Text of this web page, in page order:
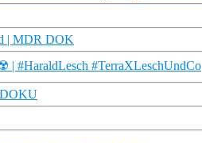
| MDR DOK
| #HaraldLesch #TerraXLeschUndCo
DOKU